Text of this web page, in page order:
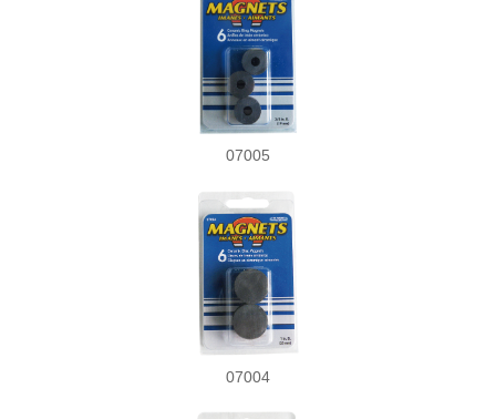
07005
07004